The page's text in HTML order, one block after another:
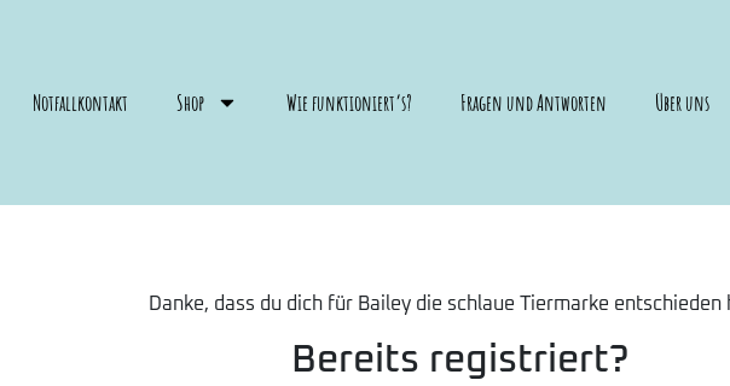
Notfallkontakt Shop Wie funktioniert’s? Fragen und Antworten Über uns
Danke, dass du dich für Bailey die schlaue Tiermarke entschieden
Bereits registriert?